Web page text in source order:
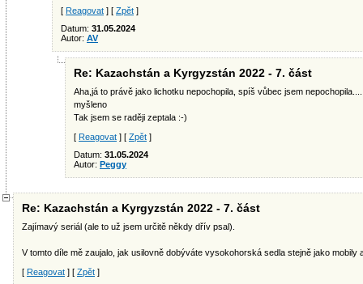
[ Reagovat ] [ Zpět ]
Datum: 31.05.2024
Autor: AV
Re: Kazachstán a Kyrgyzstán 2022 - 7. část
Aha,já to právě jako lichotku nepochopila, spíš vůbec jsem
myšleno
Tak jsem se raději zeptala :-)
[ Reagovat ] [ Zpět ]
Datum: 31.05.2024
Autor: Peggy
Re: Kazachstán a Kyrgyzstán 2022 - 7. část
Zajímavý seriál (ale to už jsem určitě někdy dřív psal).
V tomto díle mě zaujalo, jak usilovně dobýváte vysokohorská sedla stejně jako mobily
[ Reagovat ] [ Zpět ]